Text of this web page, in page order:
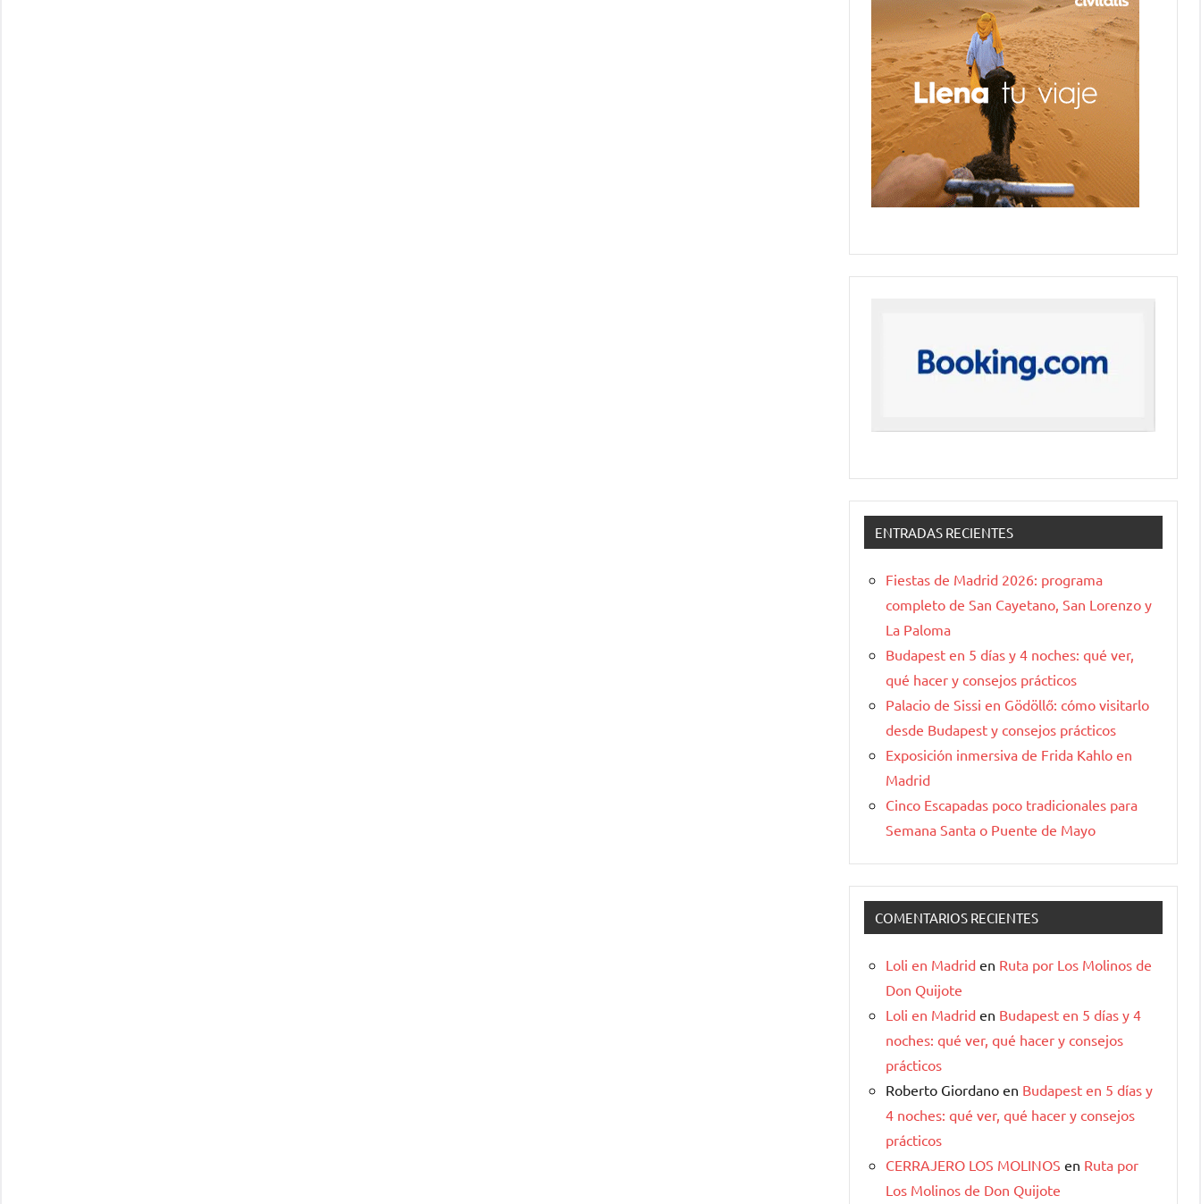
ENTRADAS RECIENTES
Fiestas de Madrid 2026: programa
completo de San Cayetano, San Lorenzo y
La Paloma
Budapest en 5 días y 4 noches: qué ver,
qué hacer y consejos prácticos
Palacio de Sissi en Gödöllő: cómo visitarlo
desde Budapest y consejos prácticos
Exposición inmersiva de Frida Kahlo en
Madrid
Cinco Escapadas poco tradicionales para
Semana Santa o Puente de Mayo
COMENTARIOS RECIENTES
Loli en Madrid en Ruta por Los Molinos de
Don Quijote
Loli en Madrid en Budapest en 5 días y 4
noches: qué ver, qué hacer y consejos
prácticos
Roberto Giordano en Budapest en 5 días y
4 noches: qué ver, qué hacer y consejos
prácticos
CERRAJERO LOS MOLINOS en Ruta por
Los Molinos de Don Quijote